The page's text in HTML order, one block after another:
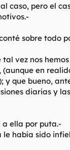
caso, pero el
sobre todo
tal vez nos
en
y que bueno,
diarias y
ella por puta.-
le había sido